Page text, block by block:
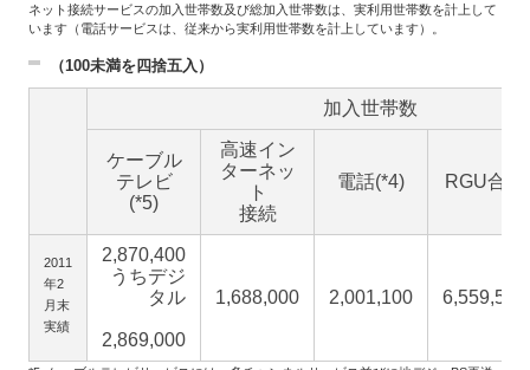
ネット接続サービスの加入世帯数及び総加入世帯数は、実利用世帯数を計上して
います（電話サービスは、従来から実利用世帯数を計上しています）。
（100未満を四捨五入）
加入世帯数
ケーブル
テレビ
(*5)
高速イン
ターネッ
ト
接続
電話(*4) RGU合計
2011
年2
月末
実績
2,870,400
うちデジ
タル
2,869,000
1,688,000 2,001,100 6,559,500